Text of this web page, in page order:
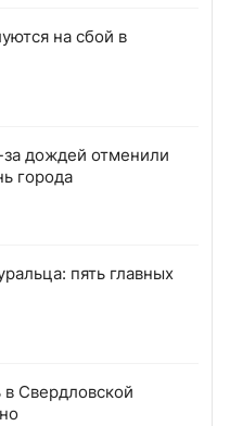
на сбой в
за дождей отменили
города
пять главных
в Свердловской